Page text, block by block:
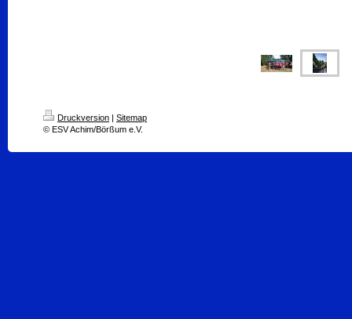
Druckversion | Sitemap
© ESV Achim/Börßum e.V.